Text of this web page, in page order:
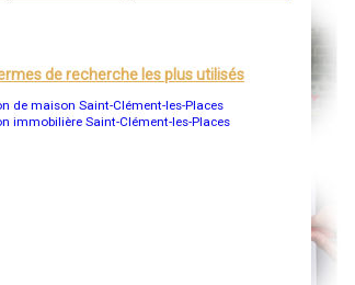
de recherche les plus utilisés
de maison Saint-Clément-les-Places
immobilière Saint-Clément-les-Places